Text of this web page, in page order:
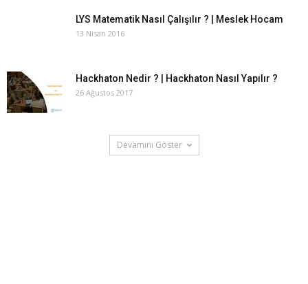
LYS Matematik Nasıl Çalışılır ? | Meslek Hocam
13 Nisan 2016
Hackhaton Nedir ? | Hackhaton Nasıl Yapılır ?
26 Ağustos 2017
Devamını Göster